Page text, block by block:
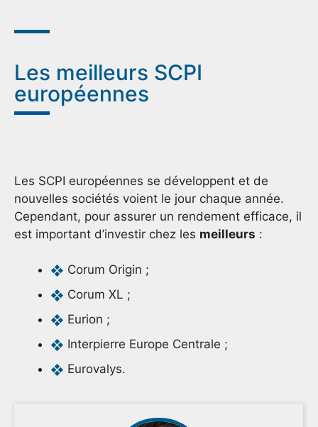
Les meilleurs SCPI
européennes
Les SCPI européennes se développent et de
nouvelles sociétés voient le jour chaque année.
Cependant, pour assurer un rendement efficace, il
est important d’investir chez les meilleurs :
Corum Origin ;
Corum XL ;
Eurion ;
Interpierre Europe Centrale ;
Eurovalys.